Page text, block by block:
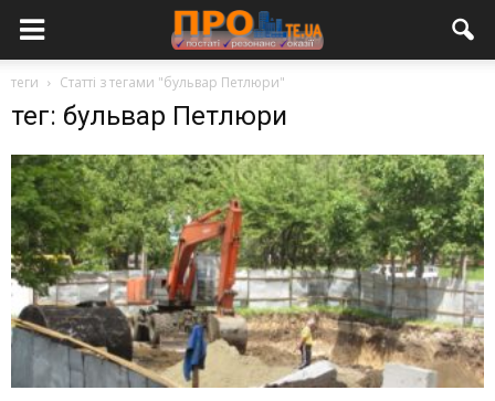
теги Статті з тегами "бульвар Петлюри"
тег: бульвар Петлюри